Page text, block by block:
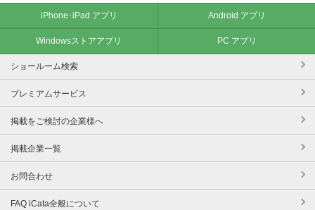
iPhone･iPad アプリ Android アプリ
Windowsストアアプリ PC アプリ
ショールーム検索
プレミアムサービス
掲載をご検討の企業様へ
掲載企業一覧
お問合わせ
FAQ iCata全般について